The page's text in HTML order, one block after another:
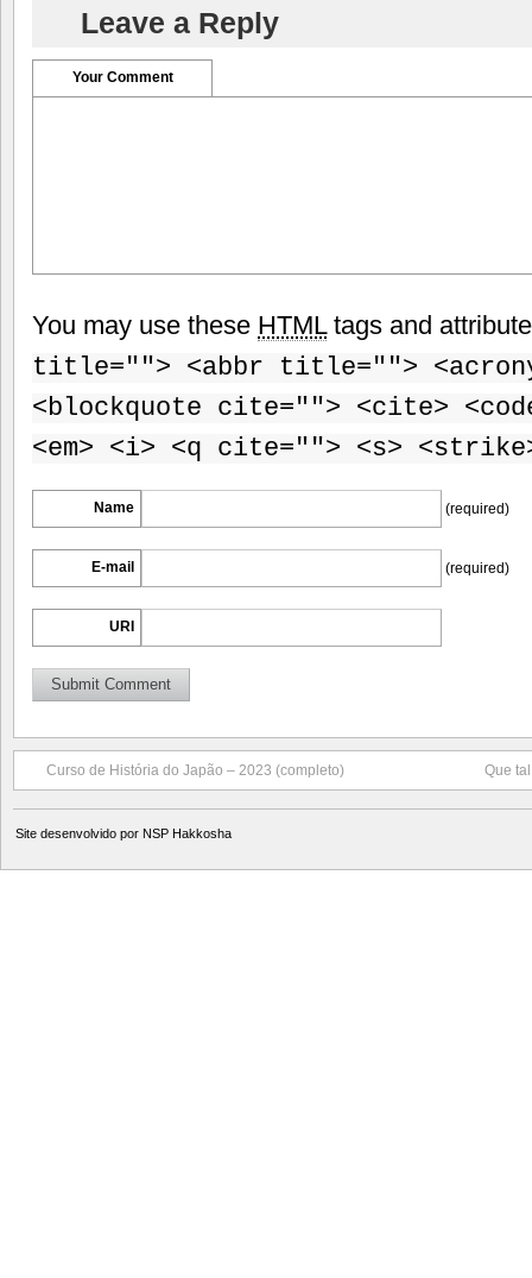
Leave a Reply
Your Comment
You may use these HTMLtags and
title=""> <abbr title="">
<blockquote cite=""> <cite>
<em> <i> <q cite=""> <s>
Name (required)
E-mail (required)
URI
Curso de História do Japão – 2023 (completo) Que
Site desenvolvido por NSP Hakkosha